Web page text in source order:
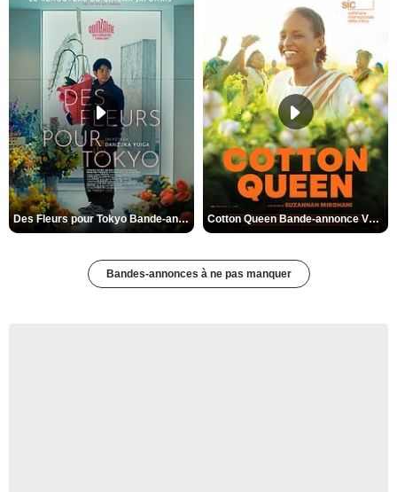
Des Fleurs pour Tokyo Bande-annonce VO STFR Cotton Queen Bande-annonce VO STFR
Bandes-annonces à ne pas manquer